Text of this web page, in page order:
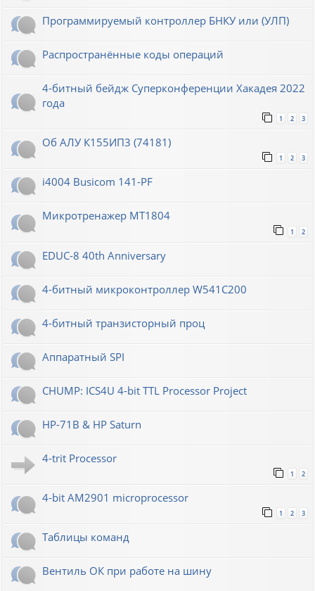
Программируемый контроллер БНКУ или (УЛП)
Распространённые коды операций
4-битный бейдж Суперконференции Хакадея 2022
года
1 2 3
Об АЛУ К155ИП3 (74181)
1 2 3
i4004 Busicom 141-PF
Микротренажер МТ1804
1 2
EDUC-8 40th Anniversary
4-битный микроконтроллер W541C200
4-битный транзисторный проц
Аппаратный SPI
CHUMP: ICS4U 4-bit TTL Processor Project
HP-71B & HP Saturn
4-trit Processor
1 2
4-bit AM2901 microprocessor
1 2 3
Таблицы команд
Вентиль ОК при работе на шину